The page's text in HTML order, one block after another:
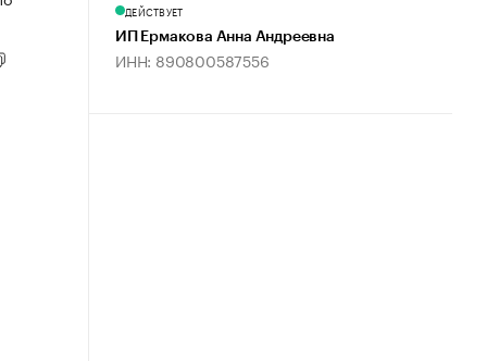
ДЕЙСТВУЕТ
ИП Ермакова Анна Андреевна
ИНН: 890800587556